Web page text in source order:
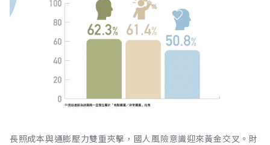
長照成本與通膨壓力雙重夾擊，國人風險意識迎來黃金交叉。財